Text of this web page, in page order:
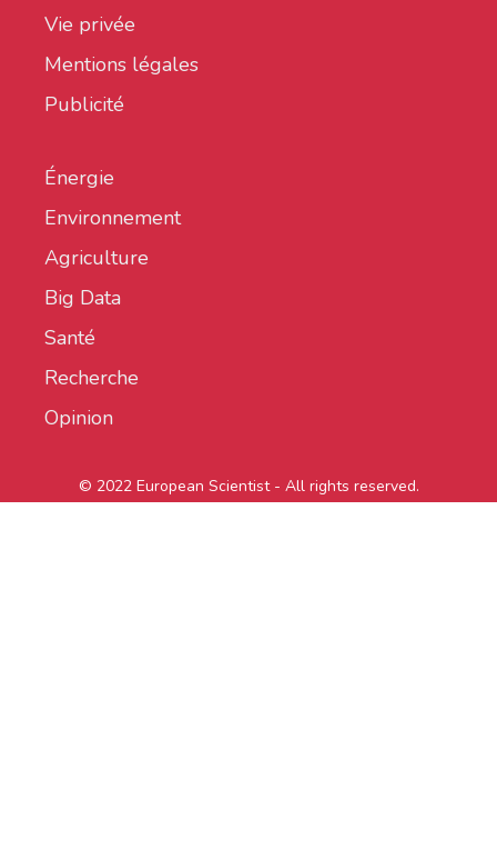
Vie privée
Mentions légales
Publicité
Énergie
Environnement
Agriculture
Big Data
Santé
Recherche
Opinion
© 2022 European Scientist - All rights reserved.